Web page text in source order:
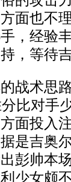
面也不
，经验
，等待
术思路
比对手
面投入
是吉奥
彭帅本
少女颇